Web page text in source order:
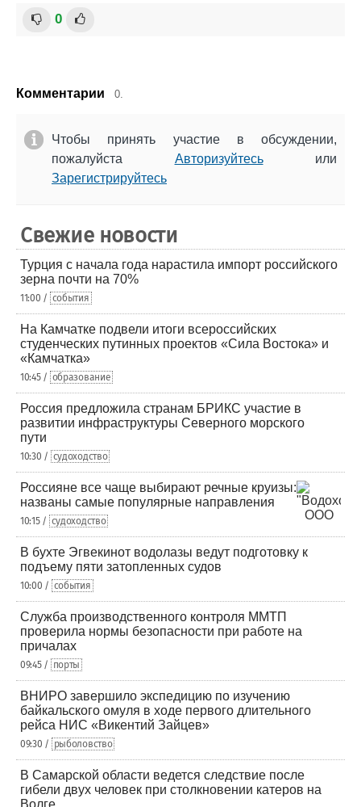
0
Комментарии 0.
Чтобы принять участие в обсуждении,
пожалуйста Авторизуйтесьили
Зарегистрируйтесь
Свежие новости
Турция с начала года нарастила импорт российского
зерна почти на 70%
11:00 / события
На Камчатке подвели итоги всероссийских
студенческих путинных проектов «Сила Востока» и
«Камчатка»
10:45 / образование
Россия предложила странам БРИКС участие в
развитии инфраструктуры Северного морского
пути
10:30 / судоходство
Россияне все чаще выбирают речные круизы:
названы самые популярные направления
10:15 / судоходство
В бухте Эгвекинот водолазы ведут подготовку к
подъему пяти затопленных судов
10:00 / события
Служба производственного контроля ММТП
проверила нормы безопасности при работе на
причалах
09:45 / порты
ВНИРО завершило экспедицию по изучению
байкальского омуля в ходе первого длительного
рейса НИС «Викентий Зайцев»
09:30 / рыболовство
В Самарской области ведется следствие после
гибели двух человек при столкновении катеров на
Волге